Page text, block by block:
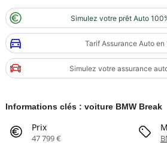
Simulez votre prêt Auto
Tarif Assurance Auto en
Simulez votre assurance
Informations clés : voiture BMW Break
Prix
47 799 €